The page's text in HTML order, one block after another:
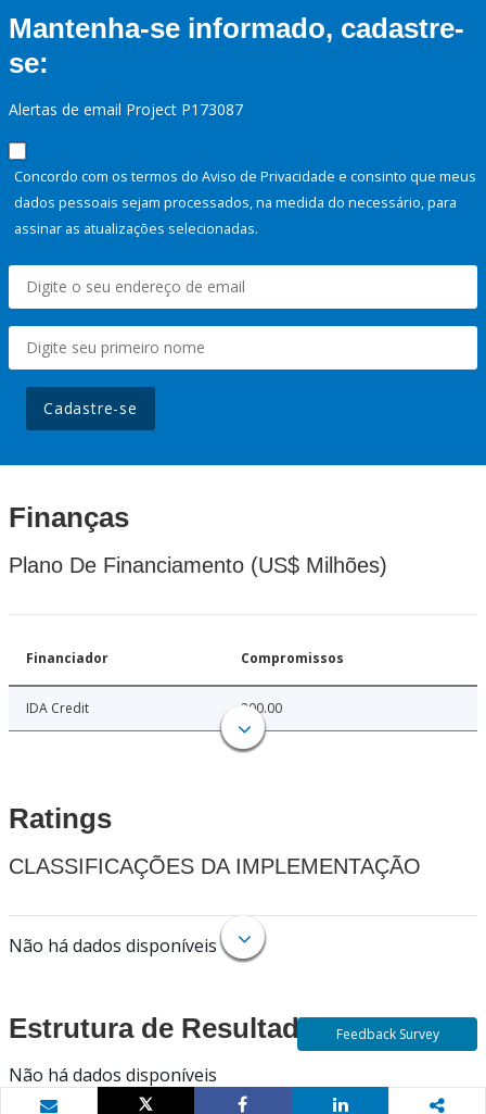
Mantenha-se informado, cadastre-
se:
Alertas de email Project P173087
Concordo com os termos do Aviso de Privacidade e consinto que meus
dados pessoais sejam processados, na medida do necessário, para
assinar as atualizações selecionadas.
Cadastre-se
Finanças
Plano De Financiamento (US$ Milhões)
Financiador Compromissos
IDA Credit 200.00
Ratings
CLASSIFICAÇÕES DA IMPLEMENTAÇÃO
Não há dados disponíveis
Estrutura de Resultados
Não há dados disponíveis
Feedback Survey